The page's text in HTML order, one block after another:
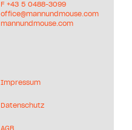
F +43 5 0488-3099
office@mannundmouse.com
mannundmouse.com
Impressum
Datenschutz
AGB